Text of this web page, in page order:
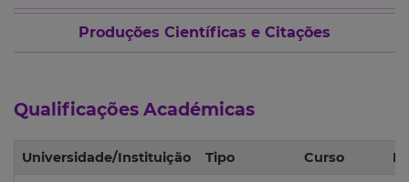
Produções Científicas e Citações
Qualificações Académicas
Universidade/Instituição Tipo Curso